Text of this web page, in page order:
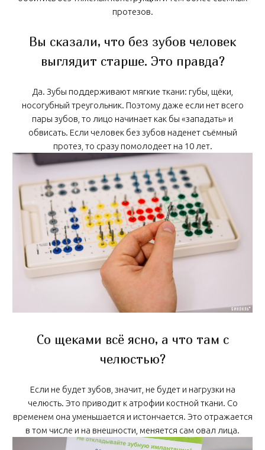
протезов.
Вы сказали, что без зубов человек
выглядит старше. Это правда?
Да. Зубы поддерживают мягкие ткани: губы, щёки,
носогубный треугольник. Поэтому даже если нет всего
пары зубов, то лицо начинает как бы «западать» и
обвисать. Если человек без зубов наденет съёмный
протез, то сразу помолодеет на 10 лет.
Со щеками всё ясно, а что там с
челюстью?
Если не будет зубов, значит, не будет и нагрузки на
челюсть. Это приводит к атрофии костной ткани. Со
временем она уменьшается и истончается. Это отражается
в том числе и на внешности, меняется сам овал лица.